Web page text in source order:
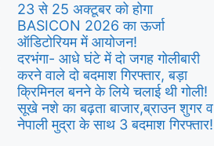
23 से 25 अक्टूबर को होगा
BASICON 2026 का ऊर्जा
ऑडिटोरियम में आयोजन!
दरभंगा- आधे घंटे में दो जगह गोलीबारी
करने वाले दो बदमाश गिरफ्तार, बड़ा
क्रिमिनल बनने के लिये चलाई थी गोली!
सूखे नशे का बढ़ता बाजार,ब्राउन शुगर व
नेपाली मुद्रा के साथ 3 बदमाश गिरफ्तार!